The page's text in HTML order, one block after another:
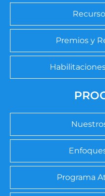
Premios y
Programa